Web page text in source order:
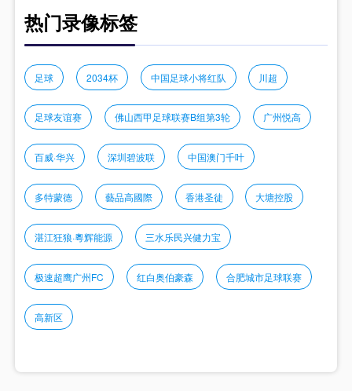
热门录像标签
足球 2034杯 中国足球小将红队 川超
足球友谊赛 佛山西甲足球联赛B组第3轮 广州悦高
百威·华兴 深圳碧波联 中国澳门千叶
多特蒙德 藝品高國際 香港圣徒 大塘控股
湛江狂狼·粵辉能源 三水乐民兴健力宝
极速超鹰广州FC 红白奥伯豪森 合肥城市足球联赛
高新区